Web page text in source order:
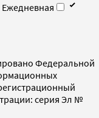
Ежедневная
Федеральной
серия Эл №